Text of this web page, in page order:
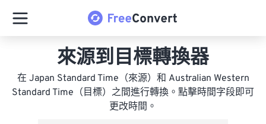
來源到目標轉換器
在 Japan Standard Time（來源）和 Australian Western
Standard Time（目標）之間進行轉換。點擊時間字段即可
更改時間。